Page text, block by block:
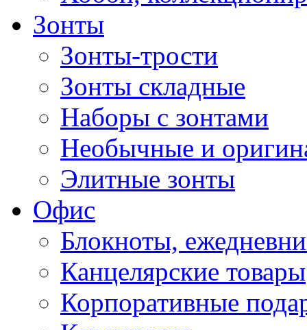
Зонты
Зонты-трости
Зонты складные
Наборы с зонтами
Необычные и
Элитные зонты
Офис
Блокноты,
Канцелярские товары
Корпоративные